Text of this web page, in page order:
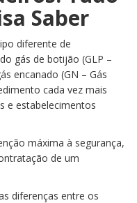
Saber
diferente de
gás de botijão (GLP –
encanado (GN – Gás
cada vez mais
e estabelecimentos
máxima à segurança,
de um
diferenças entre os